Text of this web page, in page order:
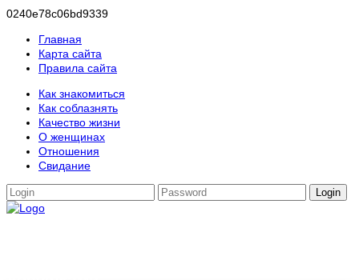
0240e78c06bd9339
Главная
Карта сайта
Правила сайта
Как знакомиться
Как соблазнять
Качество жизни
О женщинах
Отношения
Свидание
Login